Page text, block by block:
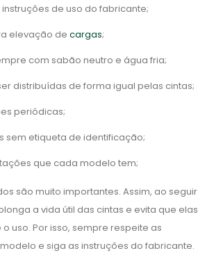
de uso do fabricante;
elevação de cargas;
com sabão neutro e água fria;
distribuídas de forma igual pelas cintas;
periódicas;
sem etiqueta de identificação;
que cada modelo tem;
são muito importantes. Assim, ao seguir
a vida útil das cintas e evita que elas
uso. Por isso, sempre respeite as
e siga as instruções do fabricante.